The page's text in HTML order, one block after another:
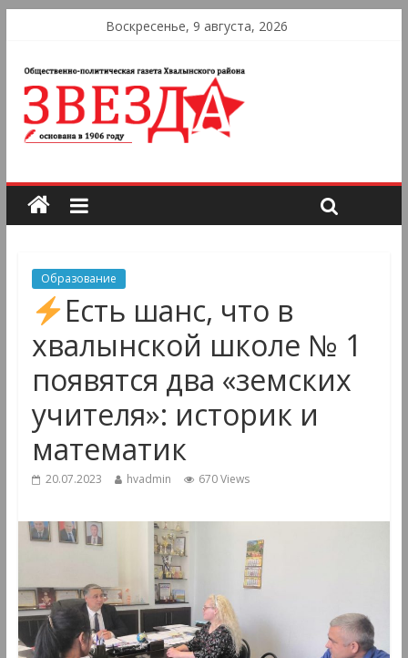
Воскресенье, 9 августа, 2026
Образование
Есть шанс, что в
хвалынской школе № 1
появятся два «земских
учителя»: историк и
математик
20.07.2023 hvadmin 670 Views